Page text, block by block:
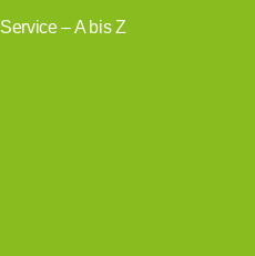
Service – A bis Z